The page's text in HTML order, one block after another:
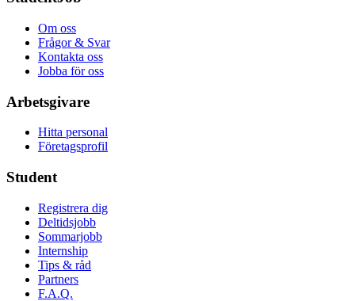
Om oss
Frågor & Svar
Kontakta oss
Jobba för oss
Arbetsgivare
Hitta personal
Företagsprofil
Student
Registrera dig
Deltidsjobb
Sommarjobb
Internship
Tips & råd
Partners
F.A.Q.